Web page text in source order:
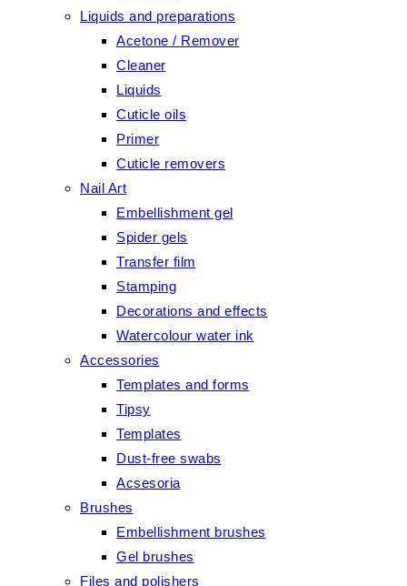
Liquids and preparations
Acetone / Remover
Cleaner
Liquids
Cuticle oils
Primer
Cuticle removers
Nail Art
Embellishment gel
Spider gels
Transfer film
Stamping
Decorations and effects
Watercolour water ink
Accessories
Templates and forms
Tipsy
Templates
Dust-free swabs
Acsesoria
Brushes
Embellishment brushes
Gel brushes
Files and polishers